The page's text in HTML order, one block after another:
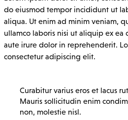
do eiusmod tempor incididunt ut
aliqua. Ut enim ad minim veniam,
ullamco laboris nisi ut aliquip ex ea
aute irure dolor in reprehenderit.
consectetur adipiscing elit.
Curabitur varius eros et lacus
Mauris sollicitudin enim
non, molestie nisl.